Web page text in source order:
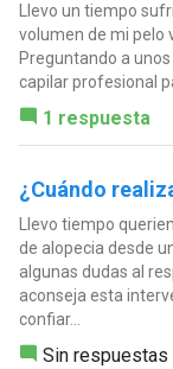
Llevo un tiempo
volumen de mi pelo
Preguntando a
capilar profesional
1 respuesta
¿Cuándo
Llevo tiempo
de alopecia desde
algunas dudas al
aconseja esta
confiar...
Sin respuestas